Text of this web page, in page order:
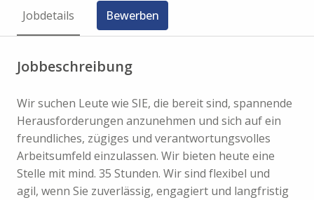
Jobdetails Bewerben
Jobbeschreibung
Wir suchen Leute wie SIE, die bereit sind, spannende
Herausforderungen anzunehmen und sich auf ein
freundliches, zügiges und verantwortungsvolles
Arbeitsumfeld einzulassen. Wir bieten heute eine
Stelle mit mind. 35 Stunden. Wir sind flexibel und
agil, wenn Sie zuverlässig, engagiert und langfristig